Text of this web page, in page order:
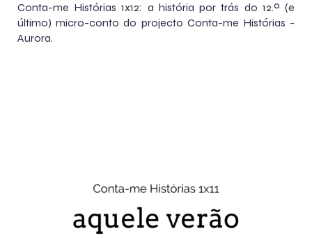
Conta-me Histórias 1x12: a história por trás do 12.º (e
último) micro-conto do projecto Conta-me Histórias -
Aurora.